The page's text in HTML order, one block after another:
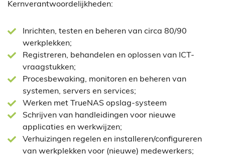
Kernverantwoordelijkheden:
Inrichten, testen en beheren van circa 80/90
werkplekken;
Registreren, behandelen en oplossen van ICT-
vraagstukken;
Procesbewaking, monitoren en beheren van
systemen, servers en services;
Werken met TrueNAS opslag-systeem
Schrijven van handleidingen voor nieuwe
applicaties en werkwijzen;
Verhuizingen regelen en installeren/configureren
van werkplekken voor (nieuwe) medewerkers;